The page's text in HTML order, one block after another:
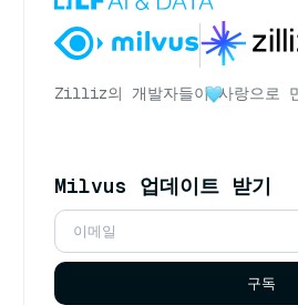
Zilliz의 개발자들이 사랑으로
Milvus 업데이트 받기
구독